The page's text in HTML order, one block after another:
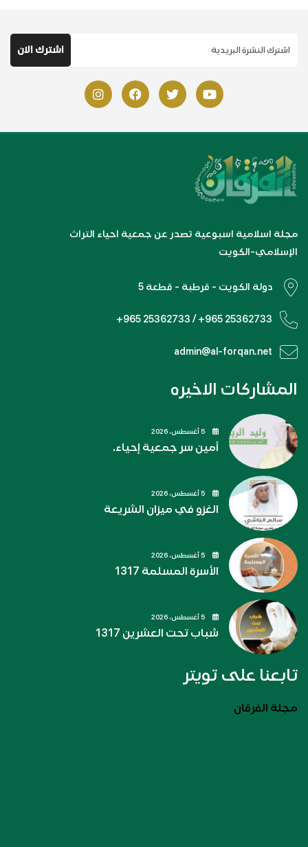
مجلة اسلامية اسبوعية تصدر عن جمعية احياء التراث
الإسلامي-الكويت
دولة الكويت - قرطبة - قطعة 5
+965 25362733 / +965 25362733
admin@al-forqan.net
المشاركات الاخيره
أمين سر جمعية إحياء.
الغزو في ميزان الشريعة
الأسرة المسلمة 1317
شباب تحت العشرين 1317
تابعنا على تويتر
مجلة الفرقان